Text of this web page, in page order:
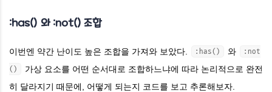
:has() 와 :not() 조합
이번엔 약간 난이도 높은 조합을 가져와 보았다. :has() 와 :not
()
가상 요소를 어떤 순서대로 조합하느냐에 따라 논리적으로 완전
히 달라지기 때문에, 어떻게 되는지 코드를 보고 추론해보자.